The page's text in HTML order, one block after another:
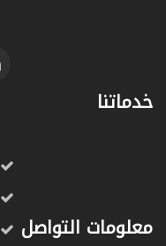
خدماتنا
معلومات التواصل